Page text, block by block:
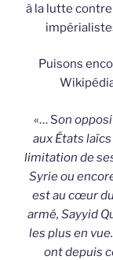
à la lutte
Puisons
«… Son
aux États
limitation de
Syrie ou
est au cœur
armé, Sayyid
les plus en
ont depuis